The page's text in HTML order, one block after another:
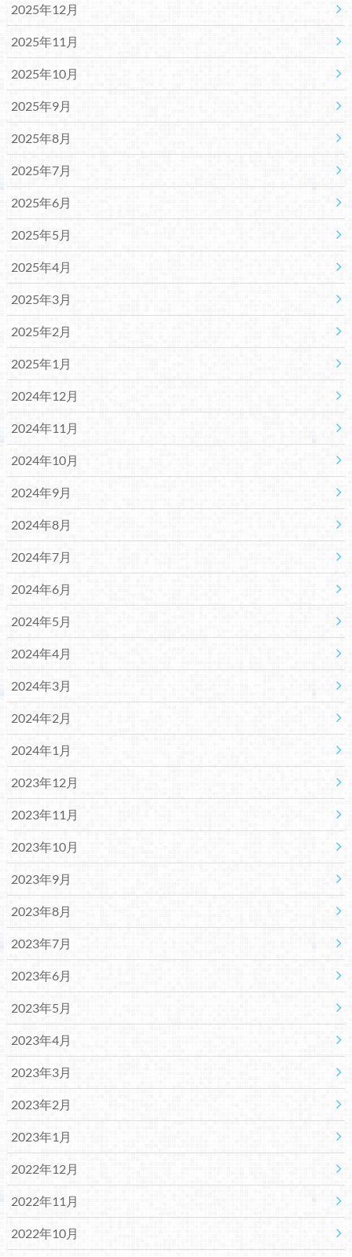
2025年12月
2025年11月
2025年10月
2025年9月
2025年8月
2025年7月
2025年6月
2025年5月
2025年4月
2025年3月
2025年2月
2025年1月
2024年12月
2024年11月
2024年10月
2024年9月
2024年8月
2024年7月
2024年6月
2024年5月
2024年4月
2024年3月
2024年2月
2024年1月
2023年12月
2023年11月
2023年10月
2023年9月
2023年8月
2023年7月
2023年6月
2023年5月
2023年4月
2023年3月
2023年2月
2023年1月
2022年12月
2022年11月
2022年10月